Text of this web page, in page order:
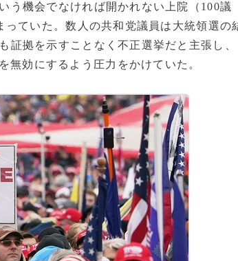
機会でなければ開かれない上院（100議
ていた。数人の共和党議員は大統領選の
証拠を示すことなく不正選挙だと主張し、
無効にするよう圧力をかけていた。